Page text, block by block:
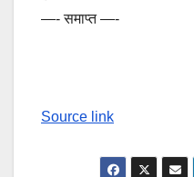
—- समाप्त —-
Source link